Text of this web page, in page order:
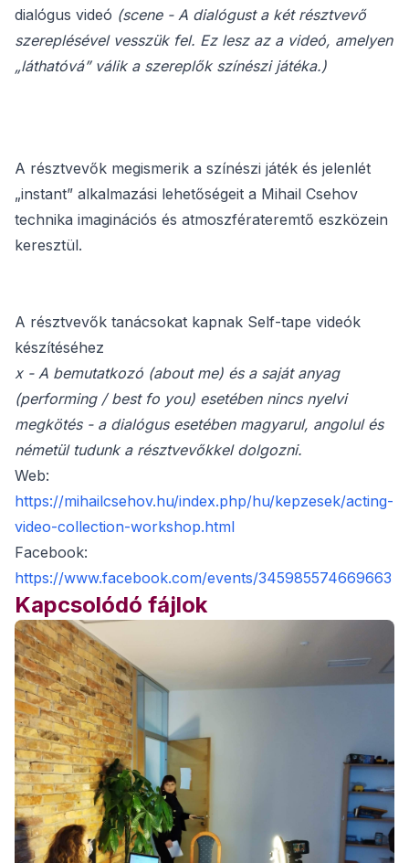
dialógus videó (scene - A dialógust a két résztvevő
szereplésével vesszük fel. Ez lesz az a videó, amelyen
„láthatóvá” válik a szereplők színészi játéka.)
A résztvevők megismerik a színészi játék és jelenlét
„instant” alkalmazási lehetőségeit a Mihail Csehov
technika imaginációs és atmoszférateremtő eszközein
keresztül.
A résztvevők tanácsokat kapnak Self-tape videók
készítéséhez
x - A bemutatkozó (about me) és a saját anyag
(performing / best fo you) esetében nincs nyelvi
megkötés - a dialógus esetében magyarul, angolul és
németül tudunk a résztvevőkkel dolgozni.
Web:
https://mihailcsehov.hu/index.php/hu/kepzesek/acting-
video-collection-workshop.html
Facebook:
https://www.facebook.com/events/345985574669663
Kapcsolódó fájlok